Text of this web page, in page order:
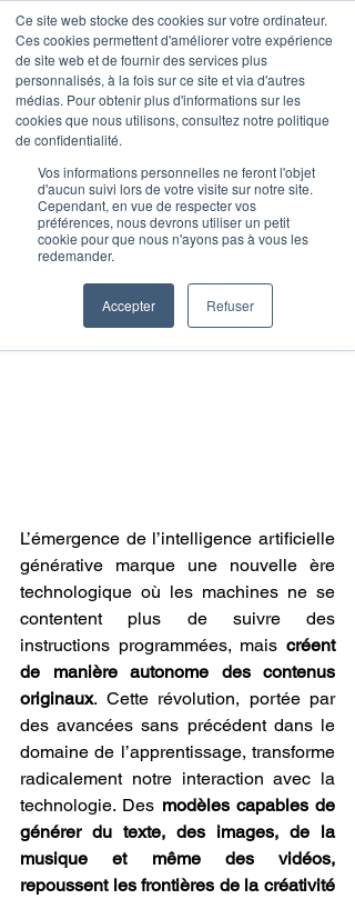
Ce site web stocke des cookies sur votre ordinateur.
Ces cookies permettent d'améliorer votre expérience
de site web et de fournir des services plus
personnalisés, à la fois sur ce site et via d'autres
médias. Pour obtenir plus d'informations sur les
cookies que nous utilisons, consultez notre politique
de confidentialité.
Vos informations personnelles ne feront l'objet
d'aucun suivi lors de votre visite sur notre site.
Cependant, en vue de respecter vos
préférences, nous devrons utiliser un petit
cookie pour que nous n'ayons pas à vous les
redemander.
Accepter Refuser
Post
IA Générative - Top 100
des startups à suivre en
Klein Blue Team
2 min de lecture
L’émergence de l’intelligence artificielle
générative marque une nouvelle ère
technologique où les machines ne se
contentent plus de suivre des
instructions programmées, mais créent
de manière autonome des contenus
originaux. Cette révolution, portée par
des avancées sans précédent dans le
domaine de l’apprentissage, transforme
radicalement notre interaction avec la
technologie. Des modèles capables de
générer du texte, des images, de la
musique et même des vidéos,
repoussent les frontières de la créativité